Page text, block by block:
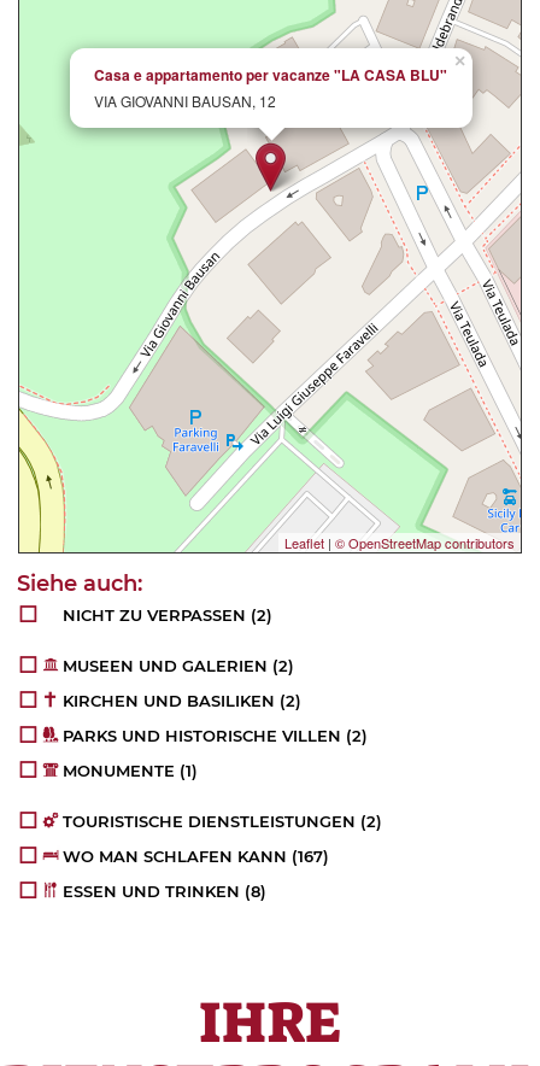
×
Casa e appartamento per vacanze "LA CASA BLU"
VIA GIOVANNI BAUSAN, 12
Leaflet | © OpenStreetMap contributors
NICHT ZU VERPASSEN (2)
MUSEEN UND GALERIEN (2)
KIRCHEN UND BASILIKEN (2)
PARKS UND HISTORISCHE VILLEN (2)
MONUMENTE (1)
TOURISTISCHE DIENSTLEISTUNGEN (2)
WO MAN SCHLAFEN KANN (167)
ESSEN UND TRINKEN (8)
IHRE